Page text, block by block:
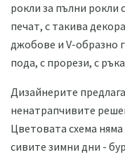
рокли за пълни рокли
печат, с такива
джобове и V-образно
пода, с прорези, с
Дизайнерите
ненатрапчивите
Цветовата схема
сивите зимни дни -